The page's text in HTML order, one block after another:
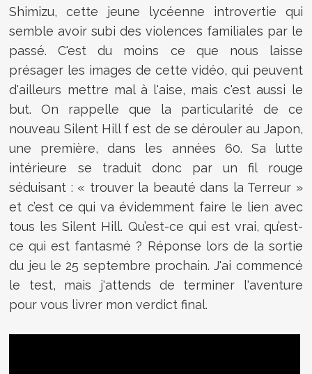
Shimizu, cette jeune lycéenne introvertie qui
semble avoir subi des violences familiales par le
passé. C'est du moins ce que nous laisse
présager les images de cette vidéo, qui peuvent
d'ailleurs mettre mal à l'aise, mais c'est aussi le
but. On rappelle que la particularité de ce
nouveau Silent Hill f est de se dérouler au Japon,
une première, dans les années 60. Sa lutte
intérieure se traduit donc par un fil rouge
séduisant : « trouver la beauté dans la Terreur »
et c’est ce qui va évidemment faire le lien avec
tous les Silent Hill. Qu’est-ce qui est vrai, qu’est-
ce qui est fantasmé ? Réponse lors de la sortie
du jeu le 25 septembre prochain. J'ai commencé
le test, mais j'attends de terminer l'aventure
pour vous livrer mon verdict final.